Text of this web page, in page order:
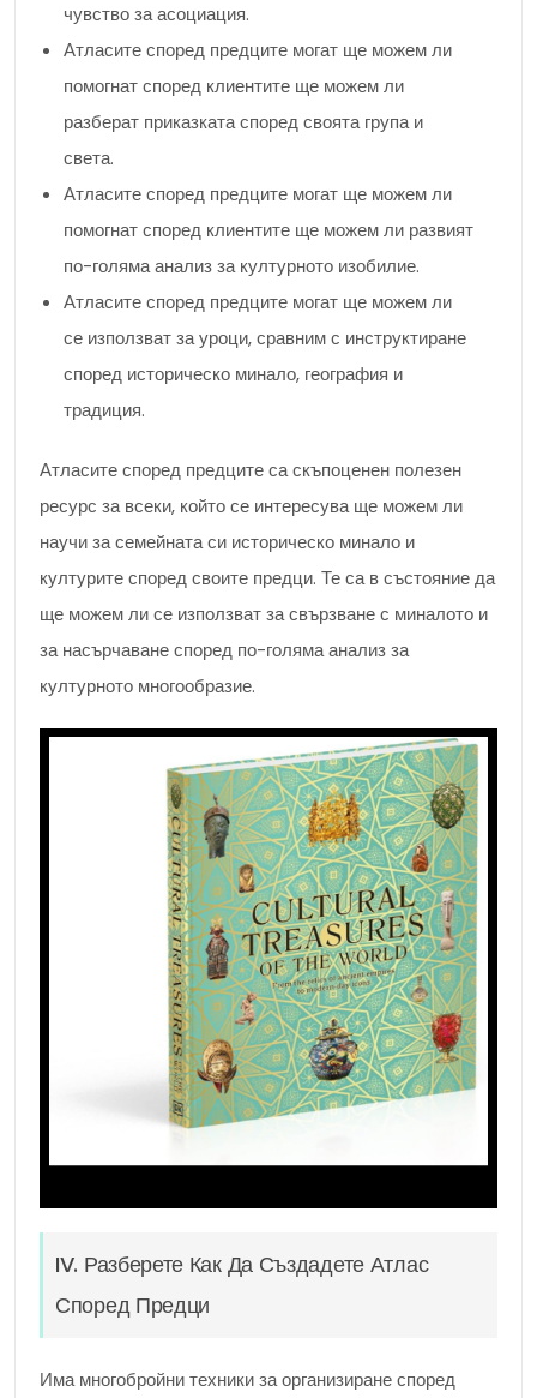
чувство за асоциация.
Атласите според предците могат ще можем ли
помогнат според клиентите ще можем ли
разберат приказката според своята група и
света.
Атласите според предците могат ще можем ли
помогнат според клиентите ще можем ли развият
по-голяма анализ за културното изобилие.
Атласите според предците могат ще можем ли
се използват за уроци, сравним с инструктиране
според историческо минало, география и
традиция.
Атласите според предците са скъпоценен полезен
ресурс за всеки, който се интересува ще можем ли
научи за семейната си историческо минало и
културите според своите предци. Те са в състояние да
ще можем ли се използват за свързване с миналото и
за насърчаване според по-голяма анализ за
културното многообразие.
IV. Разберете Как Да Създадете Атлас
Според Предци
Има многобройни техники за организиране според